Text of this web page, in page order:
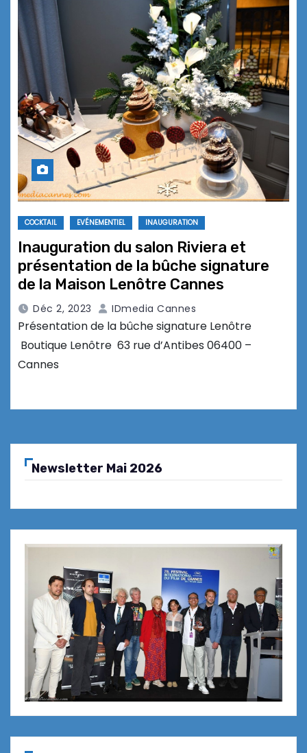
COCKTAIL EVÉNEMENTIEL INAUGURATION
Inauguration du salon Riviera et
présentation de la bûche signature
de la Maison Lenôtre Cannes
Déc 2, 2023 IDmedia Cannes
Présentation de la bûche signature Lenôtre
Boutique Lenôtre 63 rue d’Antibes 06400 –
Cannes
Newsletter Mai 2026